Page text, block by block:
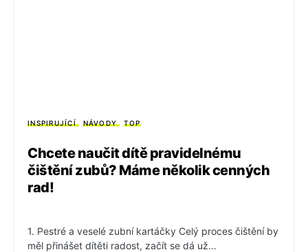
INSPIRUJÍCÍ NÁVODY TOP
Chcete naučit dítě pravidelnému
čištění zubů? Máme několik cenných
rad!
1. Pestré a veselé zubní kartáčky Celý proces čištění by
měl přinášet dítěti radost, začít se dá už…